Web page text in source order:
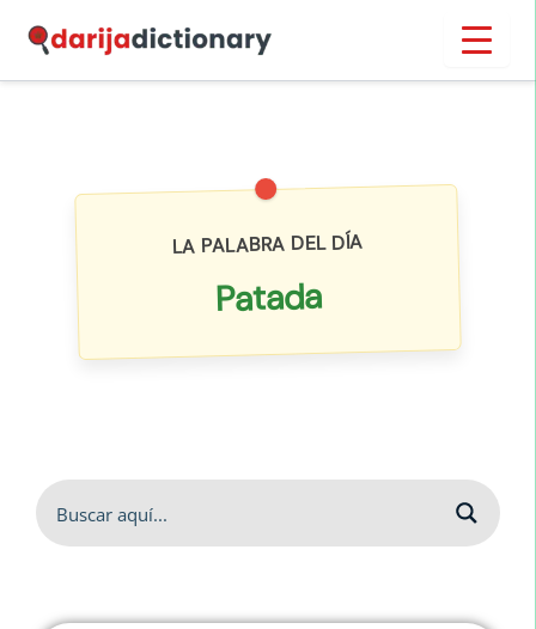
contenido
LA PALABRA DEL DÍA
Patada